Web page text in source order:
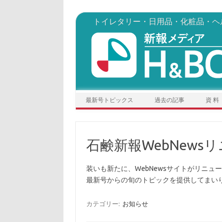
トイレタリー・日用品・化粧品・
最新号トピックス 過去の記事 資 料
石鹸新報WebNews
装いも新たに、WebNewsサイトがリニュー
最新号からの旬のトピックを提供してまい
カテゴリー: お知らせ